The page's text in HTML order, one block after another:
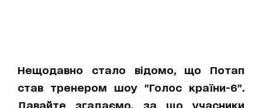
Нещодавно стало відомо, що Потап
став тренером шоу "Голос країни-6".
Давайте згадаємо, за що учасники